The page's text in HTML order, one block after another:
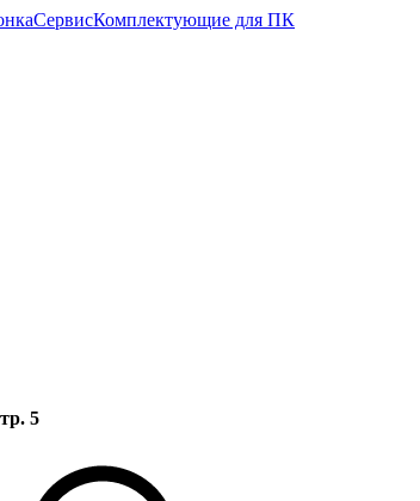
СервисКомплектующие для ПК
5